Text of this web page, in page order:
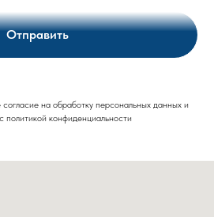
Отправить
на обработку персональных данных и
политикой конфиденциальности